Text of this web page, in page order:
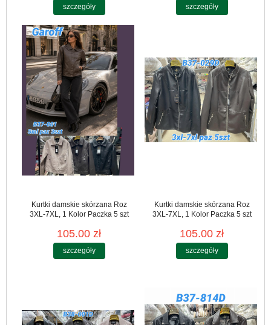
szczegóły szczegóły
Kurtki damskie skórzana Roz
3XL-7XL, 1 Kolor Paczka 5 szt
105.00 zł
szczegóły
Kurtki damskie skórzana Roz
3XL-7XL, 1 Kolor Paczka 5 szt
105.00 zł
szczegóły